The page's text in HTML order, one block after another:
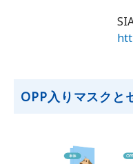
OPP入りマスクと